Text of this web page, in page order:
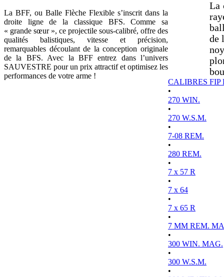
La BFF, ou Balle Flèche Flexible s’inscrit dans la
droite ligne de la classique BFS. Comme sa
« grande sœur », ce projectile sous-calibré, offre des
qualités balistiques, vitesse et précision,
remarquables découlant de la conception originale
de la BFS. Avec la BFF entrez dans l’univers
SAUVESTRE pour un prix attractif et optimisez les
performances de votre arme !
La
de
CALIBRES FIP
•
270 WIN.
•
270 W.S.M.
•
7-08 REM.
•
280 REM.
•
7 x 57 R
•
7 x 64
•
7 x 65 R
•
7 MM REM.
•
300 WIN. MAG.
•
300 W.S.M.
•